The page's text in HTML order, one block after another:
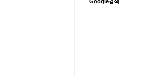
Google검색